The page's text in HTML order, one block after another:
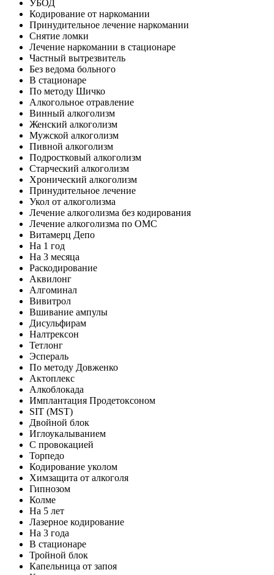
УБОД
Кодирование от наркомании
Принудительное лечение наркомании
Снятие ломки
Лечение наркомании в стационаре
Частный вытрезвитель
Без ведома больного
В стационаре
По методу Шичко
Алкогольное отравление
Винный алкоголизм
Женский алкоголизм
Мужской алкоголизм
Пивной алкоголизм
Подростковый алкоголизм
Старческий алкоголизм
Хронический алкоголизм
Принудительное лечение
Укол от алкоголизма
Лечение алкоголизма без кодирования
Лечение алкоголизма по ОМС
Витамерц Депо
На 1 год
На 3 месяца
Раскодирование
Аквилонг
Алгоминал
Вивитрол
Вшивание ампулы
Дисульфирам
Налтрексон
Тетлонг
Эспераль
По методу Довженко
Актоплекс
Алкоблокада
Имплантация Продетоксоном
SIT (MST)
Двойной блок
Иглоукалыванием
С провокацией
Торпедо
Кодирование уколом
Химзащита от алкоголя
Гипнозом
Колме
На 5 лет
Лазерное кодирование
На 3 года
В стационаре
Тройной блок
Капельница от запоя